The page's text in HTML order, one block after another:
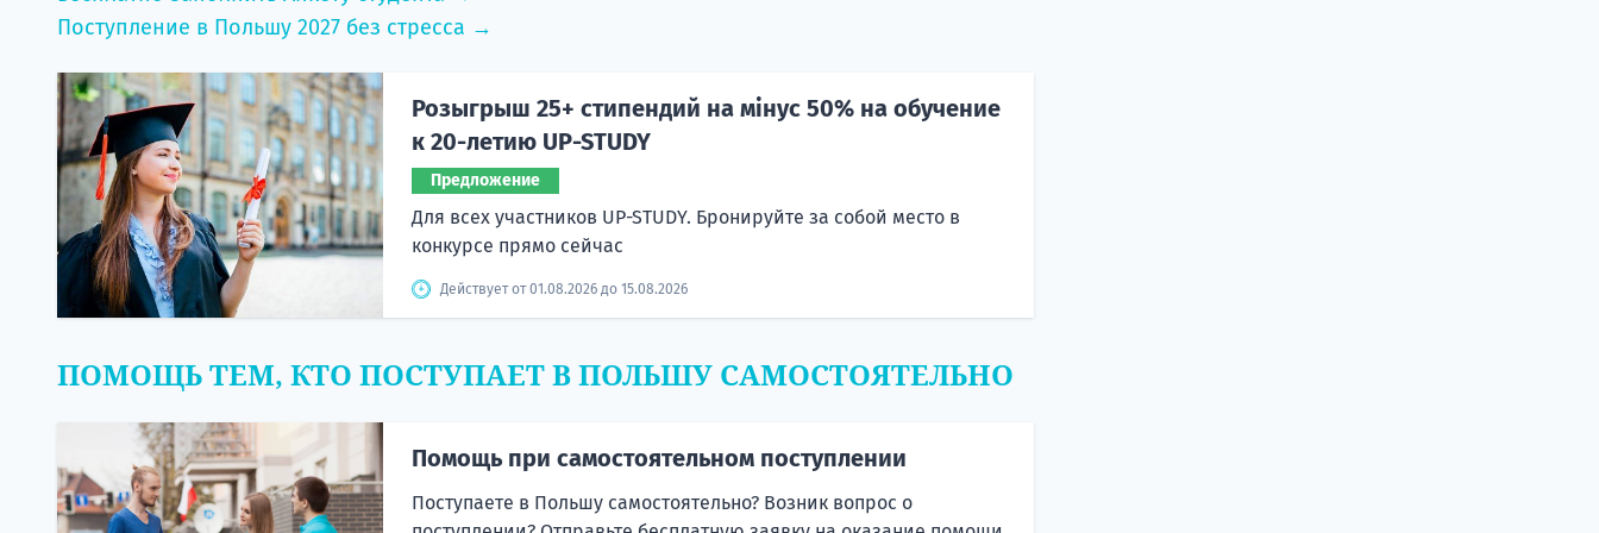
Поступление в Польшу 2027 без стресса →
Розыгрыш 25+ стипендий на мінус 50% на обучение
к 20-летию UP-STUDY
Предложение
Для всех участников UP-STUDY. Бронируйте за собой место в
конкурсе прямо сейчас
Действует от 01.08.2026 до 15.08.2026
ПОМОЩЬ ТЕМ, КТО ПОСТУПАЕТ В ПОЛЬШУ САМОСТОЯТЕЛЬНО
Помощь при самостоятельном поступлении
Поступаете в Польшу самостоятельно? Возник вопрос о